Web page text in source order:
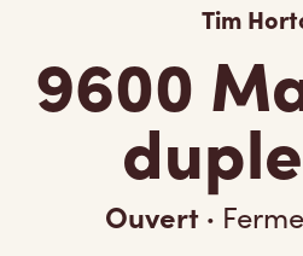
Tim
9600
Ouvert ·